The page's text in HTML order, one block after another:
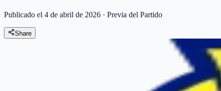
Publicado el 4 de abril de 2026 · Previa del Partido
Share